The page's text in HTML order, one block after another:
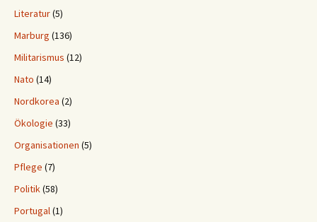
Literatur(5)
Marburg (136)
Militarismus (12)
Nato (14)
Nordkorea (2)
Ökologie (33)
Organisationen (5)
Pflege (7)
Politik(58)
Portugal(1)